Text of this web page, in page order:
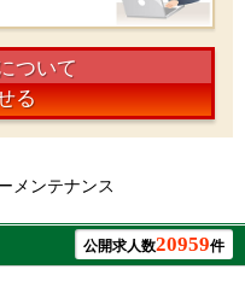
ついて
る
メンテナンス
公開求人数20959件